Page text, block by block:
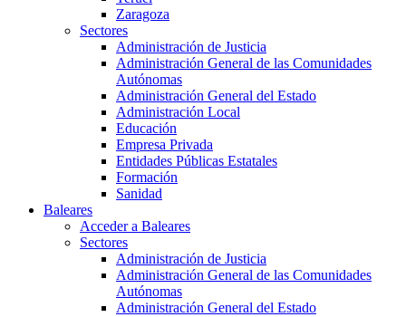
Zaragoza
Sectores
Administración de Justicia
Administración General de las Comunidades
Autónomas
Administración General del Estado
Administración Local
Educación
Empresa Privada
Entidades Públicas Estatales
Formación
Sanidad
Baleares
Acceder a Baleares
Sectores
Administración de Justicia
Administración General de las Comunidades
Autónomas
Administración General del Estado